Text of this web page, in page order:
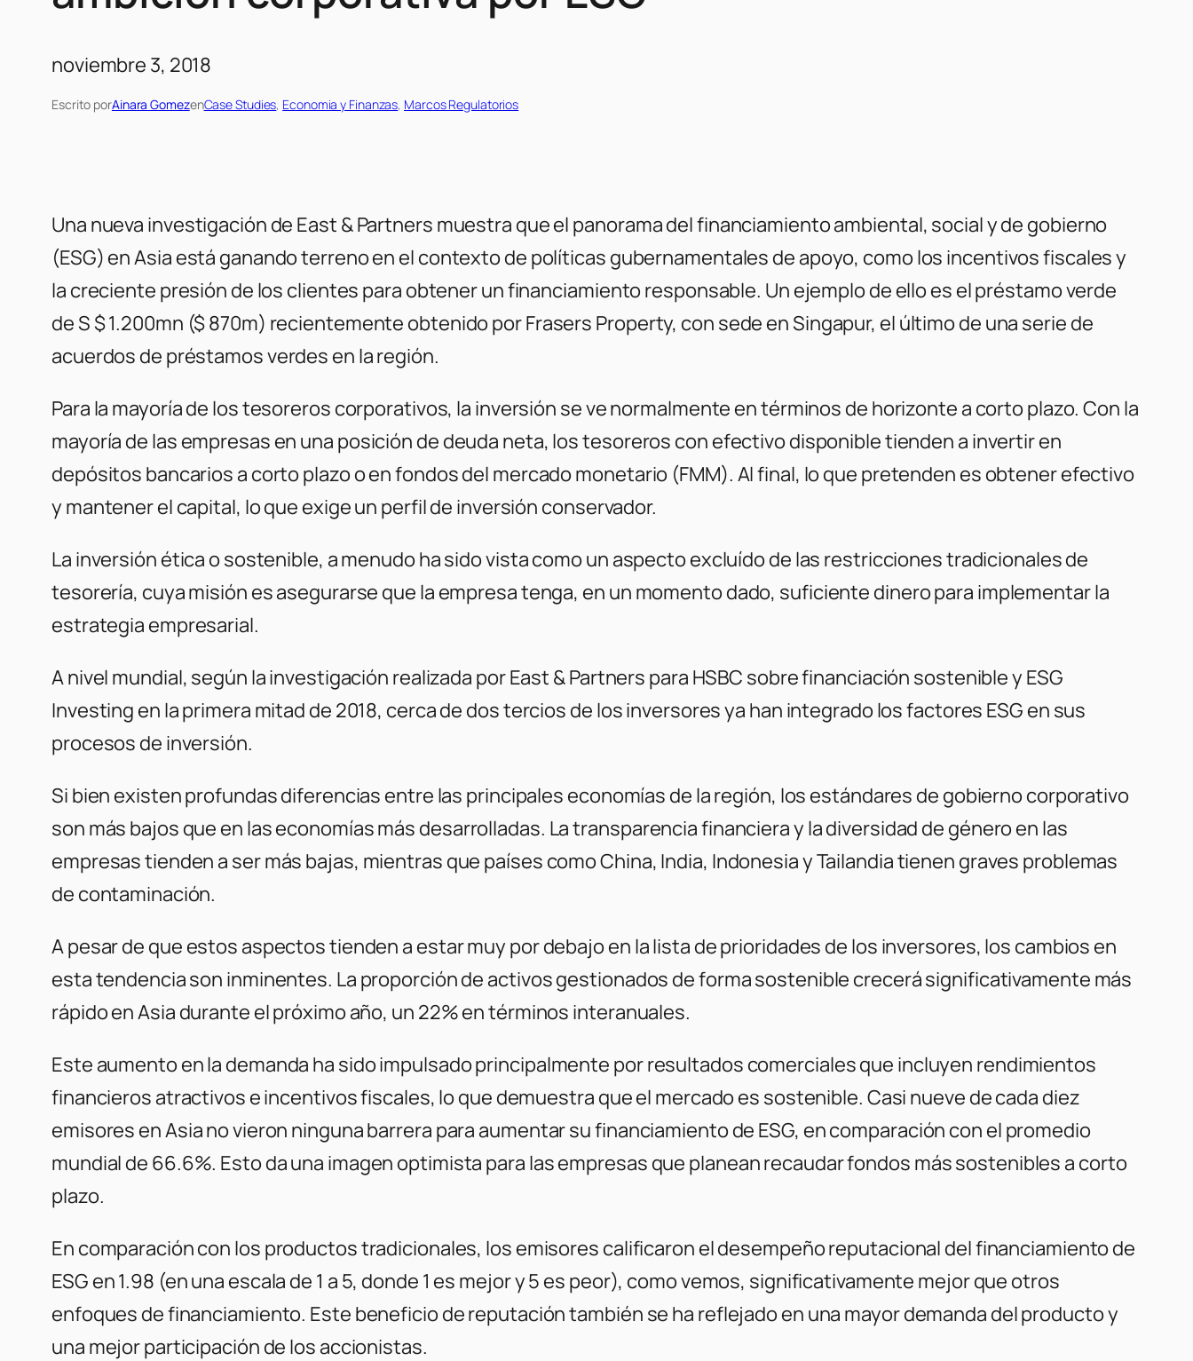
noviembre 3, 2018
Escrito porAinara GomezenCase Studies, Economia y Finanzas, Marcos Regulatorios
Una nueva investigación de East & Partners muestra que el panorama del financiamiento ambiental, social y de gobierno
(ESG) en Asia está ganando terreno en el contexto de políticas gubernamentales de apoyo, como los incentivos fiscales y
la creciente presión de los clientes para obtener un financiamiento responsable. Un ejemplo de ello es el préstamo verde
de S $ 1.200mn ($ 870m) recientemente obtenido por Frasers Property, con sede en Singapur, el último de una serie de
acuerdos de préstamos verdes en la región.
Para la mayoría de los tesoreros corporativos, la inversión se ve normalmente en términos de horizonte a corto plazo. Con la
mayoría de las empresas en una posición de deuda neta, los tesoreros con efectivo disponible tienden a invertir en
depósitos bancarios a corto plazo o en fondos del mercado monetario (FMM). Al final, lo que pretenden es obtener efectivo
y mantener el capital, lo que exige un perfil de inversión conservador.
La inversión ética o sostenible, a menudo ha sido vista como un aspecto excluído de las restricciones tradicionales de
tesorería, cuya misión es asegurarse que la empresa tenga, en un momento dado, suficiente dinero para implementar la
estrategia empresarial.
A nivel mundial, según la investigación realizada por East & Partners para HSBC sobre financiación sostenible y ESG
Investing en la primera mitad de 2018, cerca de dos tercios de los inversores ya han integrado los factores ESG en sus
procesos de inversión.
Si bien existen profundas diferencias entre las principales economías de la región, los estándares de gobierno corporativo
son más bajos que en las economías más desarrolladas. La transparencia financiera y la diversidad de género en las
empresas tienden a ser más bajas, mientras que países como China, India, Indonesia y Tailandia tienen graves problemas
de contaminación.
A pesar de que estos aspectos tienden a estar muy por debajo en la lista de prioridades de los inversores, los cambios en
esta tendencia son inminentes. La proporción de activos gestionados de forma sostenible crecerá significativamente más
rápido en Asia durante el próximo año, un 22% en términos interanuales.
Este aumento en la demanda ha sido impulsado principalmente por resultados comerciales que incluyen rendimientos
financieros atractivos e incentivos fiscales, lo que demuestra que el mercado es sostenible. Casi nueve de cada diez
emisores en Asia no vieron ninguna barrera para aumentar su financiamiento de ESG, en comparación con el promedio
mundial de 66.6%. Esto da una imagen optimista para las empresas que planean recaudar fondos más sostenibles a corto
plazo.
En comparación con los productos tradicionales, los emisores calificaron el desempeño reputacional del financiamiento de
ESG en 1.98 (en una escala de 1 a 5, donde 1 es mejor y 5 es peor), como vemos, significativamente mejor que otros
enfoques de financiamiento. Este beneficio de reputación también se ha reflejado en una mayor demanda del producto y
una mejor participación de los accionistas.